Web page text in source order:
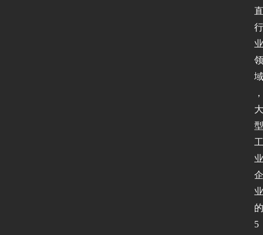
直
行
业
领
域
，
大
型
工
业
企
业
的
5